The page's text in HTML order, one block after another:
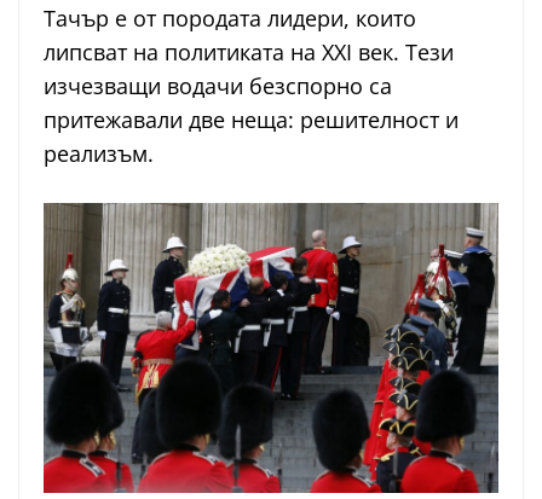
Тачър е от породата лидери, които
липсват на политиката на XXI век. Тези
изчезващи водачи безспорно са
притежавали две неща: решителност и
реализъм.